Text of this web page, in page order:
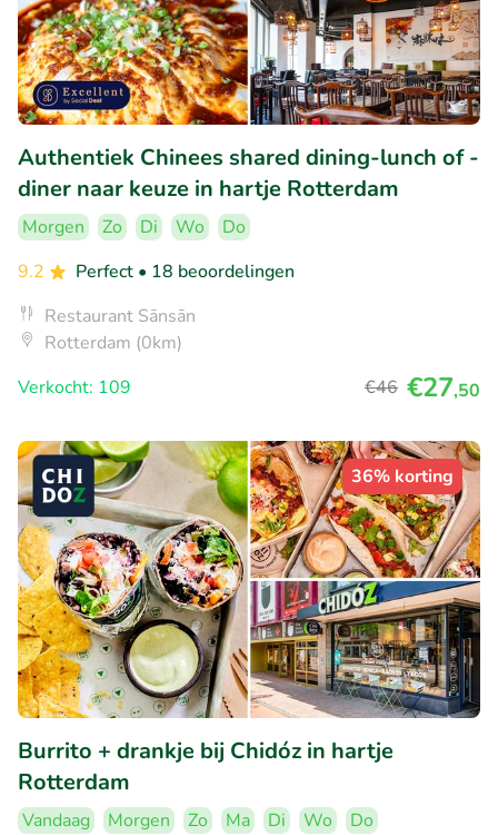
Authentiek Chinees shared dining-lunch of -
diner naar keuze in hartje Rotterdam
Morgen Zo Di Wo
Do
9.2
Perfect • 18 beoordelingen
Restaurant Sānsān
Rotterdam (0km)
Verkocht: 109
€46 €27,50
36% korting
Burrito + drankje bij Chidóz in hartje
Rotterdam
Vandaag Morgen Zo Ma Di Wo
Do